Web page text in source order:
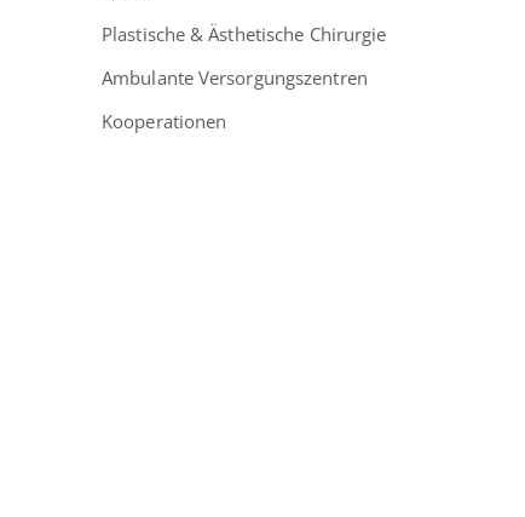
Plastische & Ästhetische Chirurgie
Ambulante Versorgungszentren
Kooperationen